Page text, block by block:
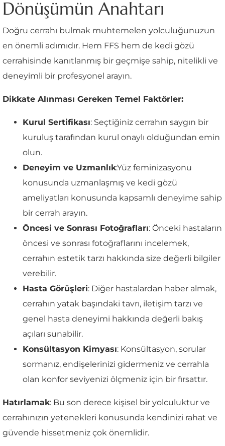
Dönüşümün Anahtarı
Doğru cerrahı bulmak muhtemelen yolculuğunuzun
en önemli adımıdır. Hem FFS hem de kedi gözü
cerrahisinde kanıtlanmış bir geçmişe sahip, nitelikli ve
deneyimli bir profesyonel arayın.
Dikkate Alınması Gereken Temel Faktörler:
Kurul Sertifikası: Seçtiğiniz cerrahın saygın bir
kuruluş tarafından kurul onaylı olduğundan emin
olun.
Deneyim ve Uzmanlık:Yüz feminizasyonu
konusunda uzmanlaşmış ve kedi gözü
ameliyatları konusunda kapsamlı deneyime sahip
bir cerrah arayın.
Öncesi ve Sonrası Fotoğrafları: Önceki hastaların
öncesi ve sonrası fotoğraflarını incelemek,
cerrahın estetik tarzı hakkında size değerli bilgiler
verebilir.
Hasta Görüşleri: Diğer hastalardan haber almak,
cerrahın yatak başındaki tavrı, iletişim tarzı ve
genel hasta deneyimi hakkında değerli bakış
açıları sunabilir.
Konsültasyon Kimyası: Konsültasyon, sorular
sormanız, endişelerinizi gidermeniz ve cerrahla
olan konfor seviyenizi ölçmeniz için bir fırsattır.
Hatırlamak: Bu son derece kişisel bir yolculuktur ve
cerrahınızın yetenekleri konusunda kendinizi rahat ve
güvende hissetmeniz çok önemlidir.